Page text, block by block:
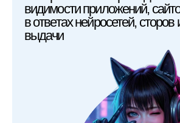
Даю согласие на обработку
данных в соответствии
политикой
Отправить заявку